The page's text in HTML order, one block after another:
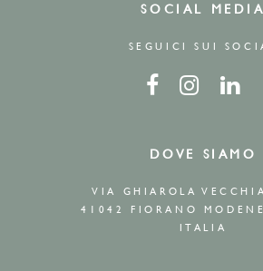
SOCIAL MEDIA
SEGUICI SUI
DOVE SIAMO
VIA GHIAROLA
41042 FIORANO
ITALIA